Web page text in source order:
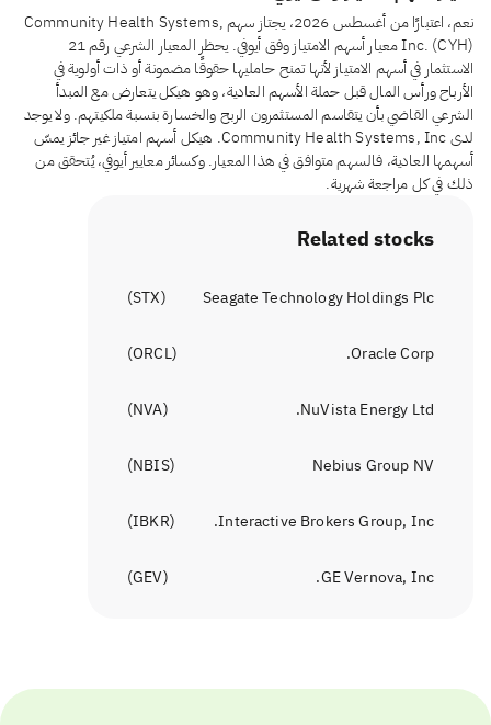
نعم، اعتبارًا من أغسطس 2026، يجتاز سهم Community Health Systems,
Inc. (CYH) معيار أسهم الامتياز وفق أيوفي. يحظر المعيار الشرعي رقم 21
الاستثمار في أسهم الامتياز لأنها تمنح حامليها حقوقًا مضمونة أو ذات أولوية في
الأرباح ورأس المال قبل حملة الأسهم العادية، وهو هيكل يتعارض مع المبدأ
الشرعي القاضي بأن يتقاسم المستثمرون الربح والخسارة بنسبة ملكيتهم. ولا يوجد
لدى Community Health Systems, Inc. هيكل أسهم امتياز غير جائز يمسّ
أسهمها العادية، فالسهم متوافق في هذا المعيار. وكسائر معايير أيوفي، يُتحقق من
ذلك في كل مراجعة شهرية.
Related stocks
Seagate Technology Holdings Plc
(
STX
)
Oracle Corp.
(
ORCL
)
NuVista Energy Ltd.
(
NVA
)
Nebius Group NV
(
NBIS
)
Interactive Brokers Group, Inc.
(
IBKR
)
GE Vernova, Inc.
(
GEV
)